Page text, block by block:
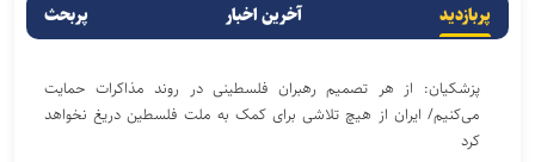
پربازدید آخرین اخبار پربحث
پزشکیان: از هر تصمیم رهبران فلسطینی در روند مذاکرات حمایت
می‌کنیم/ ایران از هیچ تلاشی برای کمک به ملت فلسطین دریغ نخواهد
کرد